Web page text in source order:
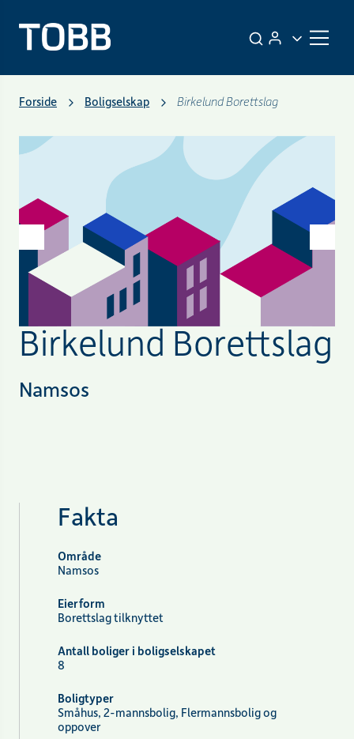
Forside Boligselskap Birkelund Borettslag
Birkelund Borettslag
Namsos
Fakta
Område
Namsos
Eierform
Borettslag tilknyttet
Antall boliger i boligselskapet
8
Boligtyper
Småhus, 2-mannsbolig, Flermannsbolig og
oppover